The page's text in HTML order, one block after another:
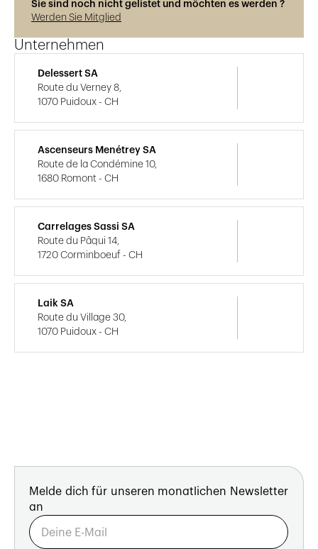
Sie sind noch nicht gelistet und möchten es werden ?
Werden Sie Mitglied
Unternehmen
Delessert SA
Route du Verney 8,
1070 Puidoux - CH
Ascenseurs Menétrey SA
Route de la Condémine 10,
1680 Romont - CH
Carrelages Sassi SA
Route du Pâqui 14,
1720 Corminboeuf - CH
Laik SA
Route du Village 30,
1070 Puidoux - CH
Melde dich für unseren monatlichen Newsletter
an